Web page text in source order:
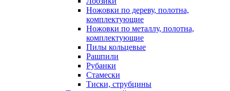
Ножовки по дереву, полотна,
комплектующие
Ножовки по металлу, полотна,
комплектующие
Пилы кольцевые
Рашпили
Рубанки
Стамески
Тиски, струбцины